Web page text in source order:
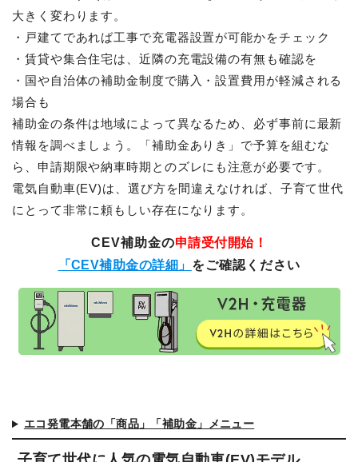
大きく変わります。
・戸建てであれば工事で充電器設置が可能かをチェック
・賃貸や集合住宅は、近隣の充電設備の有無も確認を
・国や自治体の補助金制度で購入・設置費用が軽減される
場合も
補助金の条件は地域によって異なるため、必ず事前に最新
情報を調べましょう。「補助金ありき」で予算を組むな
ら、申請期限や納車時期とのズレにも注意が必要です。
電気自動車(EV)は、選び方を間違えなければ、子育て世代
にとって非常に頼もしい存在になります。
CEV補助金の申請受付開始！
「CEV補助金の詳細」 をご確認ください
エコ発電本舗の「商品」「補助金」メニュー